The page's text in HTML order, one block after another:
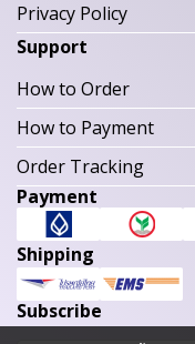
Privacy Policy
Support
How to Order
How to Payment
Order Tracking
Payment
Shipping
Subscribe